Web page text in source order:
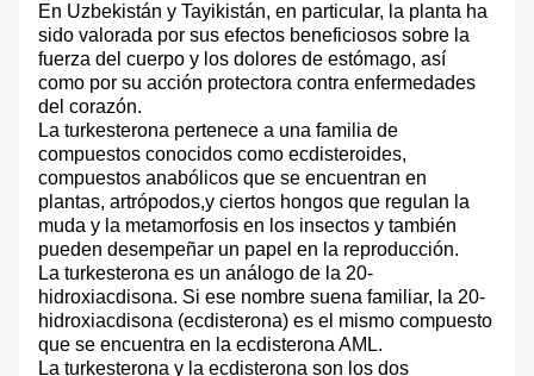
En Uzbekistán y Tayikistán, en particular, la planta ha
sido valorada por sus efectos beneficiosos sobre la
fuerza del cuerpo y los dolores de estómago, así
como por su acción protectora contra enfermedades
del corazón.
La turkesterona pertenece a una familia de
compuestos conocidos como ecdisteroides,
compuestos anabólicos que se encuentran en
plantas, artrópodos,y ciertos hongos que regulan la
muda y la metamorfosis en los insectos y también
pueden desempeñar un papel en la reproducción.
La turkesterona es un análogo de la 20-
hidroxiacdisona. Si ese nombre suena familiar, la 20-
hidroxiacdisona (ecdisterona) es el mismo compuesto
que se encuentra en la ecdisterona AML.
La turkesterona y la ecdisterona son los dos